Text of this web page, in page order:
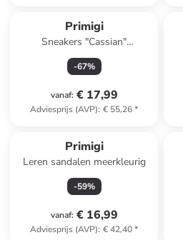
Primigi
Sneakers "Cassian"
zilverkleurig
-67%
vanaf: € 17,99
Adviesprijs (AVP): € 55,26*
Primigi
Leren sandalen meerkleurig
-59%
vanaf: € 16,99
Adviesprijs (AVP): € 42,40*